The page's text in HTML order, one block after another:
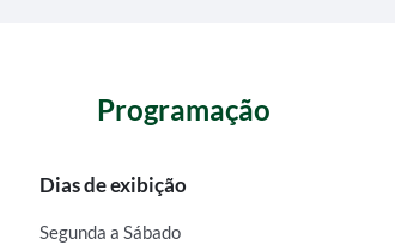
Programação
Dias de exibição
Segunda a Sábado